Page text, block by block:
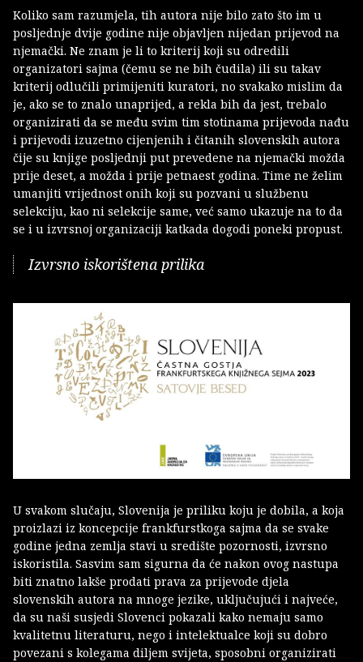
Koliko sam razumjela, tih autora nije bilo zato što im u
posljednje dvije godine nije objavljen nijedan prijevod na
njemački. Ne znam je li to kriterij koji su odredili
organizatori sajma (čemu se ne bih čudila) ili su takav
kriterij odlučili primijeniti kuratori, no svakako mislim da
je, ako se to znalo unaprijed, a rekla bih da jest, trebalo
organizirati da se među svim tim stotinama prijevoda nađu
i prijevodi izuzetno cijenjenih i čitanih slovenskih autora
čije su knjige posljednji put prevedene na njemački možda
prije deset, a možda i prije petnaest godina. Time ne želim
umanjiti vrijednost onih koji su pozvani u službenu
selekciju, kao ni selekcije same, već samo ukazuje na to da
se i u izvrsnoj organizaciji katkada dogodi poneki propust.
Izvrsno iskorištena prilika
U svakom slučaju, Slovenija je priliku koju je dobila, a koja
proizlazi iz koncepcije frankfurstkoga sajma da se svake
godine jedna zemlja stavi u središte pozornosti, izvrsno
iskoristila. Sasvim sam sigurna da će nakon ovog nastupa
biti znatno lakše prodati prava za prijevode djela
slovenskih autora na mnoge jezike, uključujući i najveće,
da su naši susjedi Slovenci pokazali kako nemaju samo
kvalitetnu literaturu, nego i intelektualce koji su dobro
povezani s kolegama diljem svijeta, sposobni organizirati